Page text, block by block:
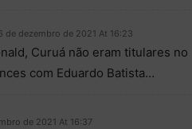
de dezembro de 2021 At 16:23
Curuá não eram titulares no
com Eduardo Batista…
de 2021 At 16:37